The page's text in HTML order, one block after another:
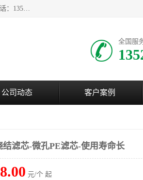
广州市森泉过滤器材有限公司（bomafw.b2b168.com）批量供应：保安过滤器滤芯、水处理滤芯等产品，全国统一热线电话：13527625568。广州市森泉过滤器材有限公司数十年专注于水处理过滤设备的工作，积累了丰富的经验，取得了行业的业绩和成果。
全国服
公司动态 客户案例
结滤芯-微孔PE滤芯-使用寿命长
元/个 起